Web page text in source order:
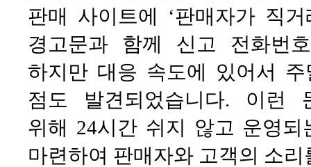
판매 사이트에 ‘판매자가 직
경고문과 함께 신고 전화번
하지만 대응 속도에 있어서
점도 발견되었습니다. 이런
위해 24시간 쉬지 않고 운영되
마련하여 판매자와 고객의 소